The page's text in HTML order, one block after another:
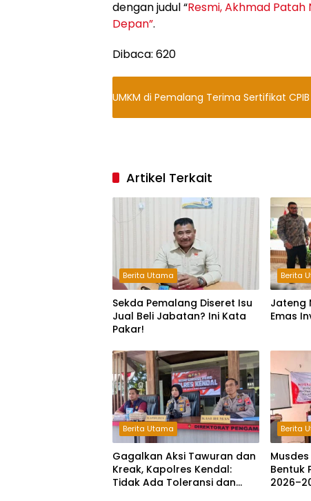
dengan judul “Resmi, Akhmad Patah
Depan”.
Dibaca: 620
UMKM di Pemalang Terima Sertifikat CPIB
Artikel Terkait
Berita Utama
Sekda Pemalang Diseret Isu
Jual Beli Jabatan? Ini Kata
Pakar!
Berita
Jateng
Emas
Berita Utama
Gagalkan Aksi Tawuran dan
Kreak, Kapolres Kendal:
Tidak Ada Toleransi dan
Berita
Bentuk